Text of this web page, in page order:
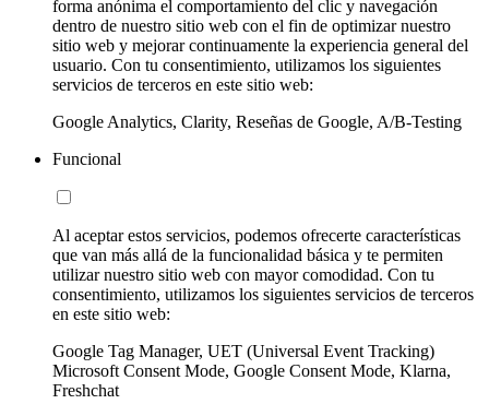
forma anónima el comportamiento del clic y navegación
dentro de nuestro sitio web con el fin de optimizar nuestro
sitio web y mejorar continuamente la experiencia general del
usuario. Con tu consentimiento, utilizamos los siguientes
servicios de terceros en este sitio web:
Google Analytics, Clarity, Reseñas de Google, A/B-Testing
Funcional
Al aceptar estos servicios, podemos ofrecerte características
que van más allá de la funcionalidad básica y te permiten
utilizar nuestro sitio web con mayor comodidad. Con tu
consentimiento, utilizamos los siguientes servicios de terceros
en este sitio web:
Google Tag Manager, UET (Universal Event Tracking)
Microsoft Consent Mode, Google Consent Mode, Klarna,
Freshchat